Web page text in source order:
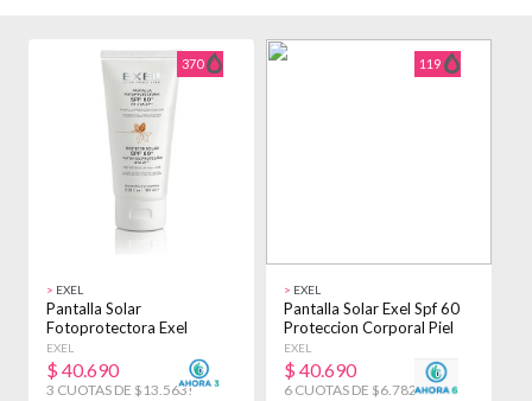
370
> EXEL
Pantalla Solar
Fotoprotectora Exel
Clarificante Fps 60 100ml
EXEL
$ 40.690
3 CUOTAS DE $13.563!
119
> EXEL
Pantalla Solar Exel Spf 60
Proteccion Corporal Piel
100ml
EXEL
$ 40.690
6 CUOTAS DE $6.782!